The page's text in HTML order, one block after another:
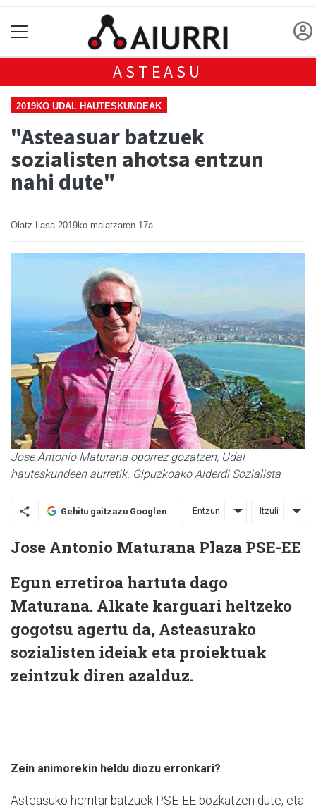
ASTEASU
2019KO UDAL HAUTESKUNDEAK
"Asteasuar batzuek
sozialisten ahotsa entzun
nahi dute"
Olatz Lasa 2019ko maiatzaren 17a
Jose Antonio Maturana oporrez gozatzen, Udal
hauteskundeen aurretik. Gipuzkoako Alderdi Sozialista
Gehitu gaitzazu Googlen Entzun Itzuli
Jose Antonio Maturana Plaza PSE-EE
Egun erretiroa hartuta dago
Maturana. Alkate karguari heltzeko
gogotsu agertu da, Asteasurako
sozialisten ideiak eta proiektuak
zeintzuk diren azalduz.
Zein animorekin heldu diozu erronkari?
Asteasuko herritar batzuek PSE-EE bozkatzen dute, eta